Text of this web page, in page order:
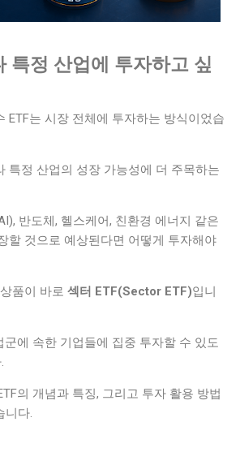
특정 산업에 투자하고 싶
ETF는 시장 전체에 투자하는 방식이었습
특정 산업의 성장 가능성에 더 주목하는
반도체, 헬스케어, 친환경 에너지 같은
할 것으로 예상된다면 어떻게 투자해야
품이 바로 섹터 ETF(Sector ETF)입니
군에 속한 기업들에 집중 투자할 수 있도
의 개념과 특징, 그리고 투자 활용 방법
니다.